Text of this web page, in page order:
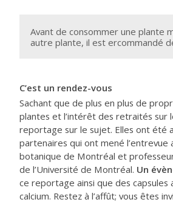
Avant de consommer une plante
autre plante, il est ercommandé
C’est un rendez-vous
Sachant que de plus en plus de
plantes et l’intérêt des retraités sur
reportage sur le sujet. Elles ont été
partenaires qui ont mené l’entrevue
botanique de Montréal et
de l’Université de Montréal. Un
ce reportage ainsi que des
calcium. Restez à l’affût; vous êtes